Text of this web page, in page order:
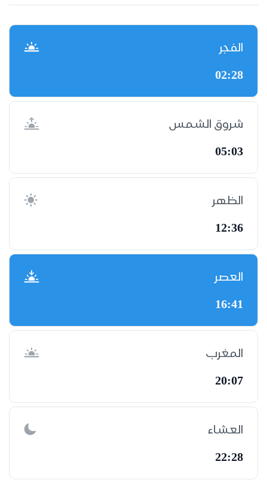
الفجر
02:28
شروق الشمس
05:03
الظهر
12:36
العصر
16:41
المغرب
20:07
العشاء
22:28